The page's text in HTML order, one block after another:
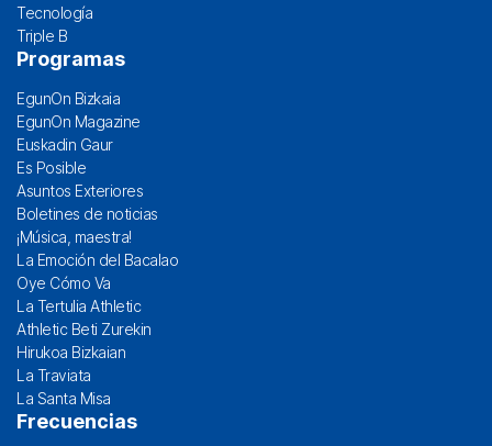
Tecnología
Triple B
Programas
EgunOn Bizkaia
EgunOn Magazine
Euskadin Gaur
Es Posible
Asuntos Exteriores
Boletines de noticias
¡Música, maestra!
La Emoción del Bacalao
Oye Cómo Va
La Tertulia Athletic
Athletic Beti Zurekin
Hirukoa Bizkaian
La Traviata
La Santa Misa
Frecuencias